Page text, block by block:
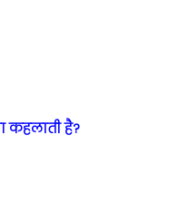
कहलाती है?